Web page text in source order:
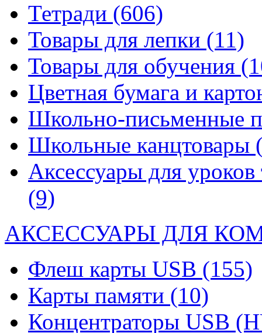
Тетради (606)
Товары для лепки (11)
Товары для обучения
Цветная бумага и
Школьно-письменные
Школьные канцтовары
Аксессуары для уроков
(9)
АКСЕССУАРЫ ДЛЯ
Флеш карты USB (155)
Карты памяти (10)
Концентраторы USB